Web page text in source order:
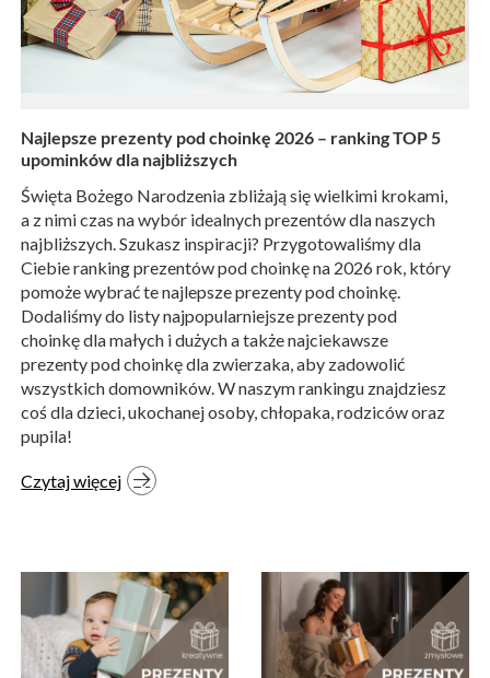
Najlepsze prezenty pod choinkę 2026 – ranking TOP 5
upominków dla najbliższych
Święta Bożego Narodzenia zbliżają się wielkimi krokami,
a z nimi czas na wybór idealnych prezentów dla naszych
najbliższych. Szukasz inspiracji? Przygotowaliśmy dla
Ciebie ranking prezentów pod choinkę na 2026 rok, który
pomoże wybrać te najlepsze prezenty pod choinkę.
Dodaliśmy do listy najpopularniejsze prezenty pod
choinkę dla małych i dużych a także najciekawsze
prezenty pod choinkę dla zwierzaka, aby zadowolić
wszystkich domowników. W naszym rankingu znajdziesz
coś dla dzieci, ukochanej osoby, chłopaka, rodziców oraz
pupila!
Czytaj więcej